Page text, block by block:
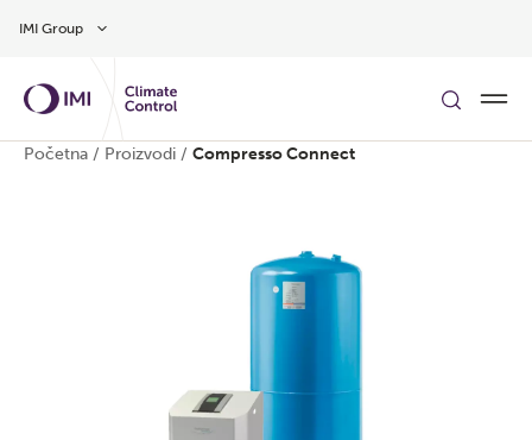
IMI Group
Početna / Proizvodi / Compresso Connect